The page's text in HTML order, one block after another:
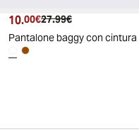
Prezzo attuale
10.00€ Prezzo originale
27.99€